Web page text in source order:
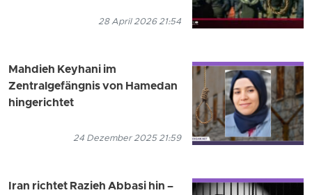
28 April 2026 21:54
Mahdieh Keyhani im
Zentralgefängnis von Hamedan
hingerichtet
24 Dezember 2025 21:59
Iran richtet Razieh Abbasi hin –